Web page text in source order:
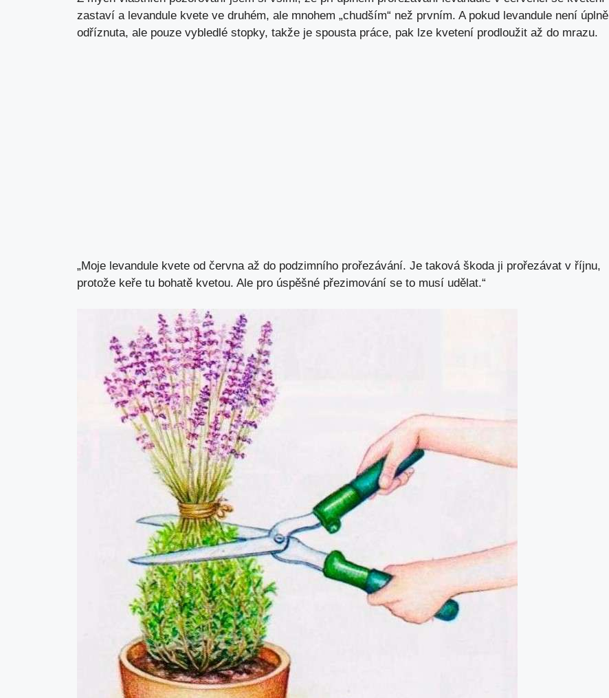
zastaví a levandule kvete ve druhém, ale mnohem „chudším“ než prvním. A pokud levandule není úplně
odříznuta, ale pouze vybledlé stopky, takže je spousta práce, pak lze kvetení prodloužit až do mrazu.
„Moje levandule kvete od června až do podzimního prořezávání. Je taková škoda ji prořezávat v říjnu,
protože keře tu bohatě kvetou. Ale pro úspěšné přezimování se to musí udělat.“